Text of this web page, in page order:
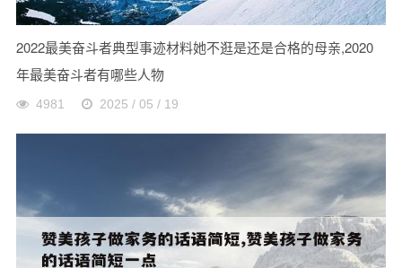
2022最美奋斗者典型事迹材料她不逛是还是合格的母亲,2020
年最美奋斗者有哪些人物
4981 2025 / 05 / 19